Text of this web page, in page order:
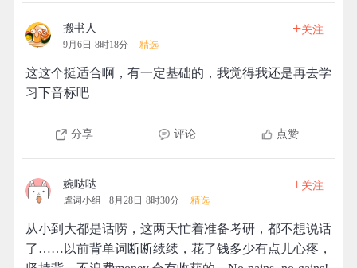
搬书人
9月6日 8时18分 精选
+关注
这这个挺适合啊，有一定基础的，我觉得我还是再去学
习下音标吧
分享 评论 点赞
婉哒哒
虐词小组 8月28日 8时30分 精选
+关注
从小到大都是话唠，这两天忙着准备考研，都不想说话
了……以前背单词断断续续，花了钱多少有点儿心疼，